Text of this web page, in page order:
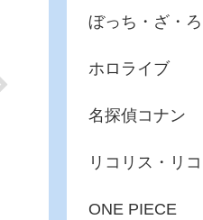
ぼっち・ざ・ろ
ホロライブ
名探偵コナン
リコリス・リ
ONE PIECE